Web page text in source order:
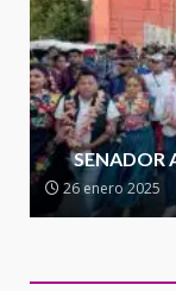
4
5 SENADOR
26 enero 2025